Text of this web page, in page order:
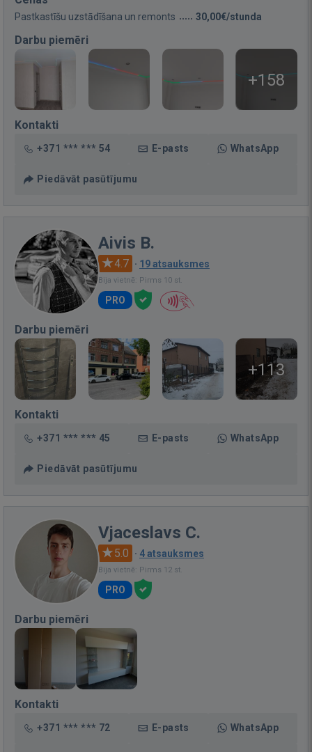
Pastkastīšu uzstādīšana un remonts 30,00€/stunda
Darbu piemēri
+158
Kontakti
+371 *** *** 54 E-pasts WhatsApp
Piedāvāt pasūtījumu
Aivis B.
4.7 · 19 atsauksmes
Bija vietnē: Pirms 10 st.
PRO
Darbu piemēri
+113
Kontakti
+371 *** *** 45 E-pasts WhatsApp
Piedāvāt pasūtījumu
Vjaceslavs C.
5.0 · 4 atsauksmes
Bija vietnē: Pirms 12 st.
PRO
Darbu piemēri
Kontakti
+371 *** *** 72 E-pasts WhatsApp